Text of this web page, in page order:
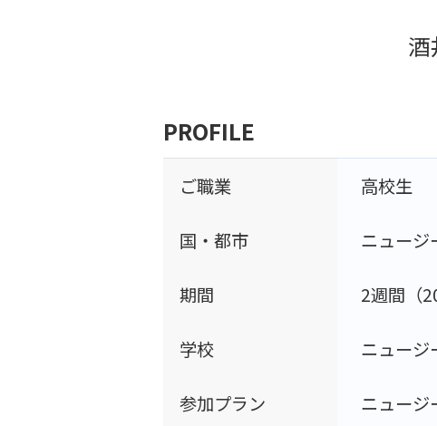
酒
PROFILE
ご職業 高校生
国・都市 ニュージ
期間 2週間（
学校 ニュージ
参加プラン ニュージ